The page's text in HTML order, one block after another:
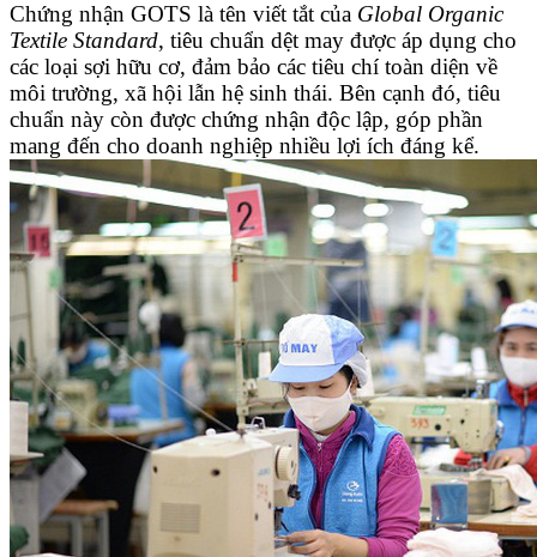
Chứng nhận GOTS là tên viết tắt của Global Organic
Textile Standard, tiêu chuẩn dệt may được áp dụng cho
các loại sợi hữu cơ, đảm bảo các tiêu chí toàn diện về
môi trường, xã hội lẫn hệ sinh thái. Bên cạnh đó, tiêu
chuẩn này còn được chứng nhận độc lập, góp phần
mang đến cho doanh nghiệp nhiều lợi ích đáng kể.